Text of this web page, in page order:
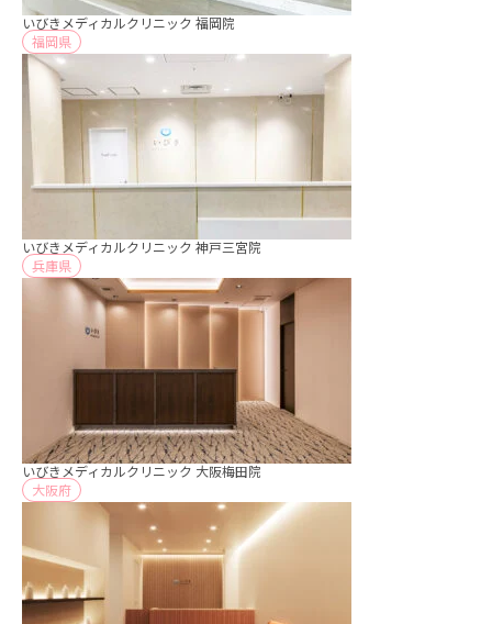
いびきメディカルクリニック 福岡院
福岡県
いびきメディカルクリニック 神戸三宮院
兵庫県
いびきメディカルクリニック 大阪梅田院
大阪府